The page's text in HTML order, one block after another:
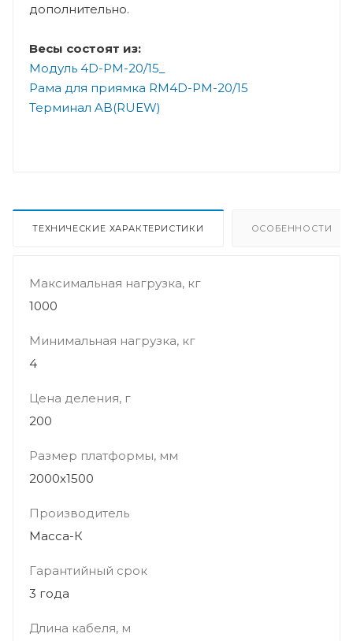
дополнительно.
Весы состоят из:
Модуль 4D-PM-20/15_
Рама для приямка RM4D-PМ-20/15
Терминал AB(RUEW)
ТЕХНИЧЕСКИЕ ХАРАКТЕРИСТИКИ ОСОБЕННОСТИ
Максимальная нагрузка, кг
1000
Минимальная нагрузка, кг
4
Цена деления, г
200
Размер платформы, мм
2000х1500
Производитель
Масса-К
Гарантийный срок
3 года
Длина кабеля, м